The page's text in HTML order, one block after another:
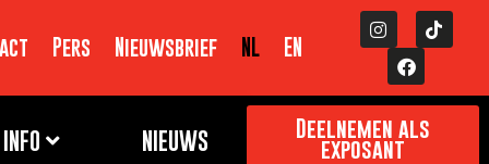
Pers Nieuwsbrief NL EN
INFO NIEUWS Deelnemen als
exposant